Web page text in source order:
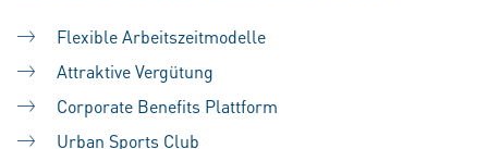
Flexible Arbeitszeitmodelle
Attraktive Vergütung
Corporate Benefits Plattform
Urban Sports Club